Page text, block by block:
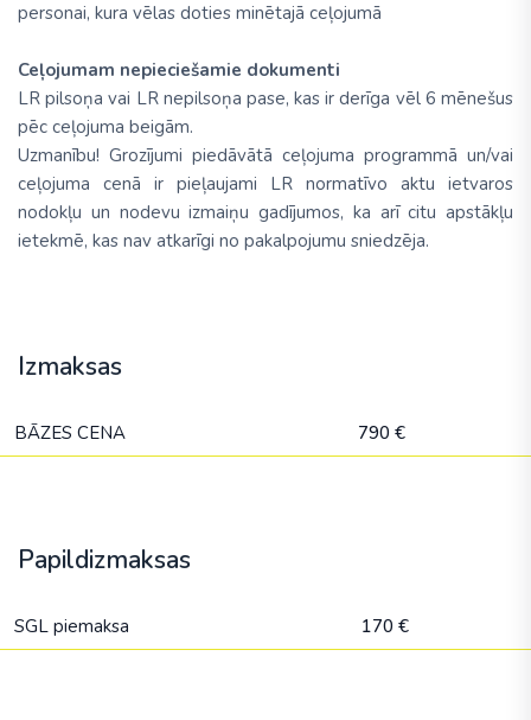
personai, kura vēlas doties minētajā ceļojumā
Ceļojumam nepieciešamie dokumenti
LR pilsoņa vai LR nepilsoņa pase, kas ir derīga vēl 6 mēnešus
pēc ceļojuma beigām.
Uzmanību! Grozījumi piedāvātā ceļojuma programmā un/vai
ceļojuma cenā ir pieļaujami LR normatīvo aktu ietvaros
nodokļu un nodevu izmaiņu gadījumos, ka arī citu apstākļu
ietekmē, kas nav atkarīgi no pakalpojumu sniedzēja.
Izmaksas
BĀZES CENA 790 €
Papildizmaksas
SGL piemaksa 170 €